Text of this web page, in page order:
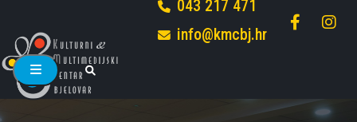
043 217 471
info@kmcbj.hr